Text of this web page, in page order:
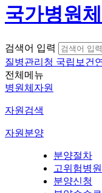
국가병원
검색어 입력
질병관리청 국립보건
전체메뉴
병원체자원
자원검색
자원분양
분양절차
고위험병
분양신청